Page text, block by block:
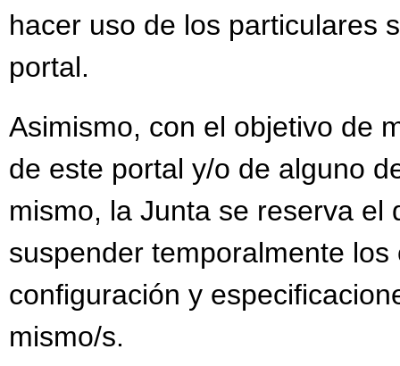
hacer uso de los particulares
portal.
Asimismo, con el objetivo de
de este portal y/o de alguno
mismo, la Junta se reserva el
suspender temporalmente
configuración y
mismo/s.